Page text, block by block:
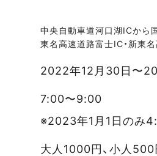
中央自動車道河口湖ICから
東名高速道路富士IC・新東
2022年12月30日〜
7:00〜9:00
※2023年1月1日のみ
大人1000円、小人500